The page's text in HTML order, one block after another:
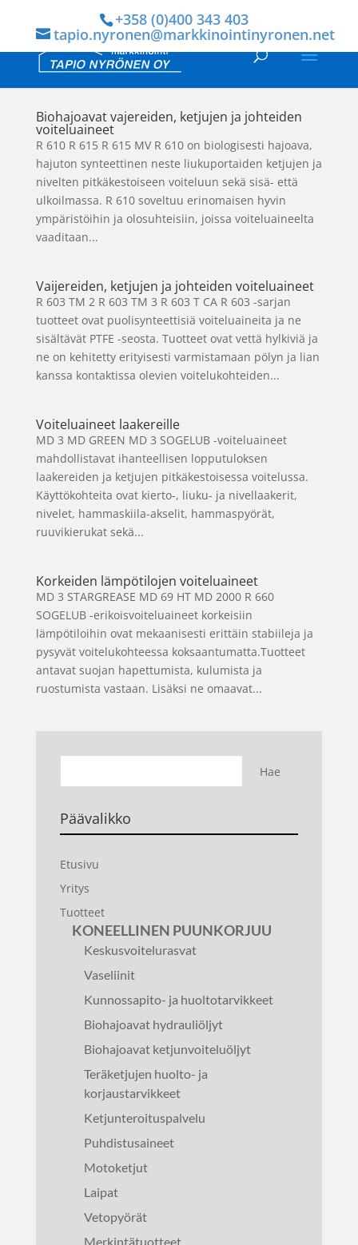
+358 (0)400 343 403
tapio.nyronen@markkinointinyronen.net
Biohajoavat vajereiden, ketjujen ja johteiden
voiteluaineet
R 610 R 615 R 615 MV R 610 on biologisesti hajoava,
hajuton synteettinen neste liukuportaiden ketjujen ja
nivelten pitkäkestoiseen voiteluun sekä sisä- että
ulkoilmassa. R 610 soveltuu erinomaisen hyvin
ympäristöihin ja olosuhteisiin, joissa voiteluaineelta
vaaditaan...
Vaijereiden, ketjujen ja johteiden voiteluaineet
R 603 TM 2 R 603 TM 3 R 603 T CA R 603 -sarjan
tuotteet ovat puolisynteettisiä voiteluaineita ja ne
sisältävät PTFE -seosta. Tuotteet ovat vettä hylkiviä ja
ne on kehitetty erityisesti varmistamaan pölyn ja lian
kanssa kontaktissa olevien voitelukohteiden...
Voiteluaineet laakereille
MD 3 MD GREEN MD 3 SOGELUB -voiteluaineet
mahdollistavat ihanteellisen lopputuloksen
laakereiden ja ketjujen pitkäkestoisessa voitelussa.
Käyttökohteita ovat kierto-, liuku- ja nivellaakerit,
nivelet, hammaskiila-akselit, hammaspyörät,
ruuvikierukat sekä...
Korkeiden lämpötilojen voiteluaineet
MD 3 STARGREASE MD 69 HT MD 2000 R 660
SOGELUB -erikoisvoiteluaineet korkeisiin
lämpötiloihin ovat mekaanisesti erittäin stabiileja ja
pysyvät voitelukohteessa koksaantumatta.Tuotteet
antavat suojan hapettumista, kulumista ja
ruostumista vastaan. Lisäksi ne omaavat...
Päävalikko
Etusivu
Yritys
Tuotteet
KONEELLINEN PUUNKORJUU
Keskusvoitelurasvat
Vaseliinit
Kunnossapito- ja huoltotarvikkeet
Biohajoavat hydrauliöljyt
Biohajoavat ketjunvoiteluöljyt
Teräketjujen huolto- ja
korjaustarvikkeet
Ketjunteroituspalvelu
Puhdistusaineet
Motoketjut
Laipat
Vetopyörät
Merkintätuotteet